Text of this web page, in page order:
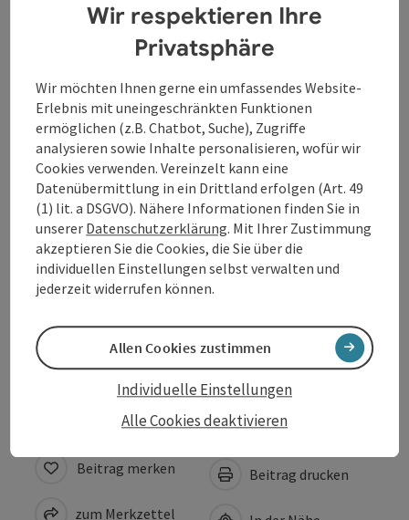
Kontakt
Anreise/Lage
Ausstattung
Preise
Eignung
Barrierefreiheit
Beitrag merken
zum Merkzettel
Beitrag drucken
Wir respektieren Ihre
Privatsphäre
Wir möchten Ihnen gerne ein umfassendes Website-
Erlebnis mit uneingeschränkten Funktionen
ermöglichen (z.B. Chatbot, Suche), Zugriffe
analysieren sowie Inhalte personalisieren, wofür wir
Cookies verwenden. Vereinzelt kann eine
Datenübermittlung in ein Drittland erfolgen (Art. 49
(1) lit. a DSGVO). Nähere Informationen finden Sie in
unserer Datenschutzerklärung. Mit Ihrer Zustimmung
akzeptieren Sie die Cookies, die Sie über die
individuellen Einstellungen selbst verwalten und
jederzeit widerrufen können.
Alle Cookies deaktivieren
Individuelle Einstellungen
Allen Cookies zustimmen